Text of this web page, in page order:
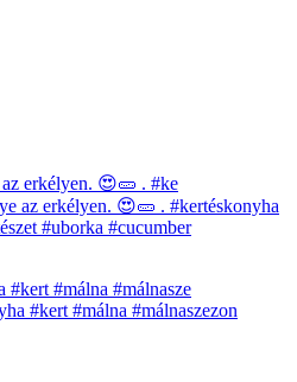
erkélyen. 😍🥒 . #ke
#kert #málna #málnasze